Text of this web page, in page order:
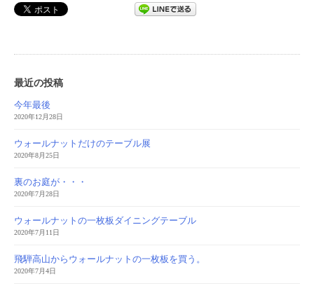
最近の投稿
今年最後
2020年12月28日
ウォールナットだけのテーブル展
2020年8月25日
裏のお庭が・・・
2020年7月28日
ウォールナットの一枚板ダイニングテーブル
2020年7月11日
飛騨高山からウォールナットの一枚板を買う。
2020年7月4日